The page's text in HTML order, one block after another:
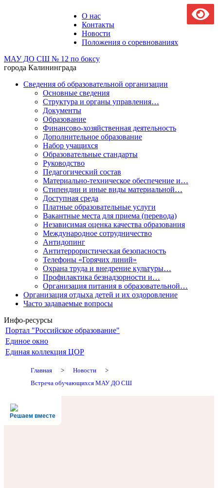
О нас
Контакты
Новости
Положения о соревнованиях
МАУ ДО СШ № 12 по боксу
города Калининграда
Сведения об образовательной организации
Основные сведения
Структура и органы управления…
Документы
Образование
Финансово-хозяйственная деятельность
Дополнительное образование
Набор учащихся
Образовательные стандарты
Руководство
Педагогический состав
Материально-техническое обеспечение и…
Стипендии и иные виды материальной…
Доступная среда
Платные образовательные услуги
Вакантные места для приема (перевода)
Независимая оценка качества образования
Международное сотрудничество
Антидопинг
Антитеррористическая безопасность
Телефоны «Горячих линий»
Охрана труда и внедрение культуры…
Профилактика безнадзорности и…
Организация питания в образовательной…
Организация отдыха детей и их оздоровление
Часто задаваемые вопросы
Инфо-ресурсы
Портал "Российское образование"
Единое окно
Единая коллекция ЦОР
Главная > Новости
>
Встреча обучающихся МАУ ДО СШ
Решаем вместе